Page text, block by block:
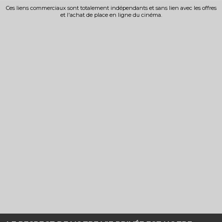
Ces liens commerciaux sont totalement indépendants et sans lien avec les offres
et l'achat de place en ligne du cinéma.